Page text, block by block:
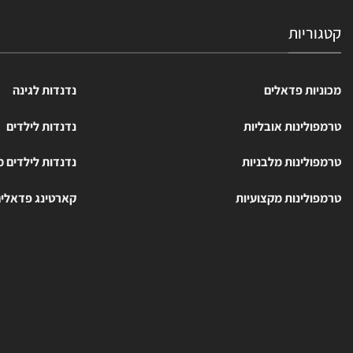
קטגוריות
מכוניות פדאלים
טרמפולינות אובליות
טרמפולינות מלבניות
טרמפולינות מקצועיות
נדנדות לגינה
נדנדות לילדים
נדנדות
קארטינג